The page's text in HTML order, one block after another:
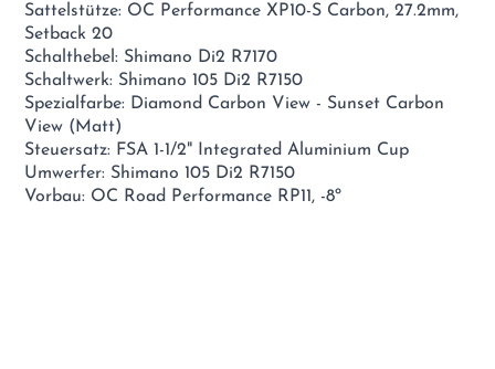
Sattelstütze: OC Performance XP10-S Carbon, 27.2mm,
Setback 20
Schalthebel: Shimano Di2 R7170
Schaltwerk: Shimano 105 Di2 R7150
Spezialfarbe: Diamond Carbon View - Sunset Carbon
View (Matt)
Steuersatz: FSA 1-1/2" Integrated Aluminium Cup
Umwerfer: Shimano 105 Di2 R7150
Vorbau: OC Road Performance RP11, -8º